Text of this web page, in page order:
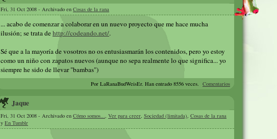
Fri, 31 Oct 2008 - Archivado en Cosas de la rana
... acabo de comenzar a colaborar en un nuevo proyecto que me hace mucha
ilusión; se trata dehttp://codeando.net/.
Sé que a la mayoría de vosotros no os entusiasmarán los contenidos, pero yo estoy
como un niño con zapatos nuevos (aunque no sepa realmente lo que significa... yo
siempre he sido de llevar "bambas")
Por LaRanaBudWeisEr. Han entrado 8556 veces. Comentarios
Jaque
Fri, 31 Oct 2008 - Archivado en Cómo somos..., Ver para creer, Sociedad (limitada), Cosas de la rana
y En Tumblr